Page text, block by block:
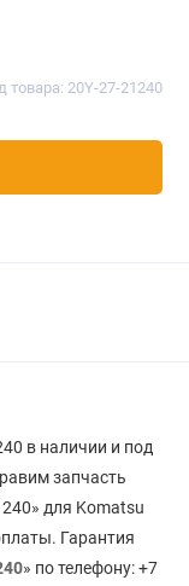
товара: 20Y-27-21240
в наличии и под
запчасть
для Komatsu
Гарантия
» по телефону: +7